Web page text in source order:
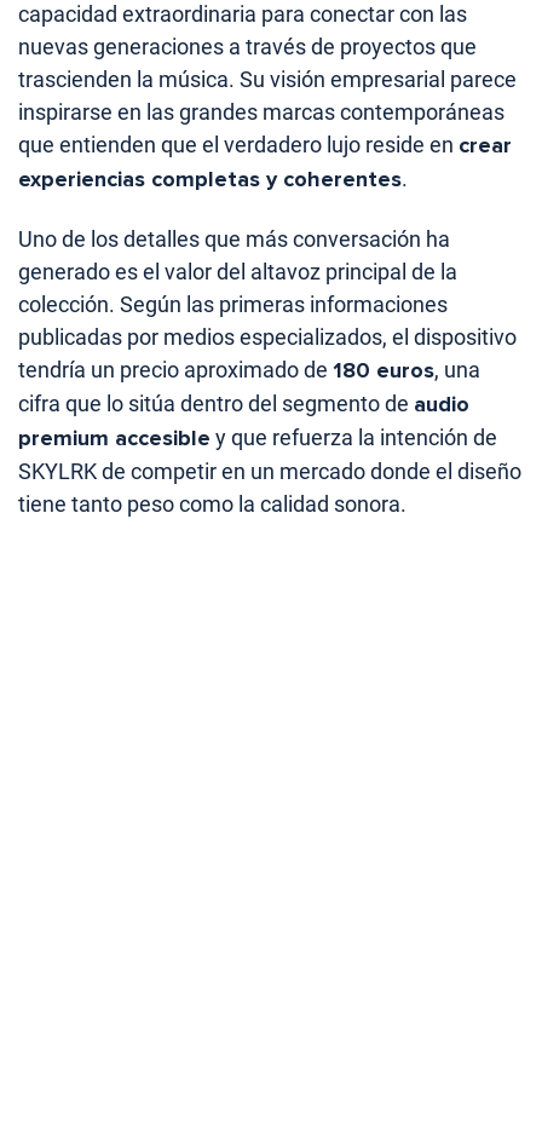
capacidad extraordinaria para conectar con las
nuevas generaciones a través de proyectos que
trascienden la música. Su visión empresarial parece
inspirarse en las grandes marcas contemporáneas
que entienden que el verdadero lujo reside en crear
experiencias completas y coherentes.
Uno de los detalles que más conversación ha
generado es el valor del altavoz principal de la
colección. Según las primeras informaciones
publicadas por medios especializados, el dispositivo
tendría un precio aproximado de 180 euros, una
cifra que lo sitúa dentro del segmento de audio
premium accesible y que refuerza la intención de
SKYLRK de competir en un mercado donde el diseño
tiene tanto peso como la calidad sonora.